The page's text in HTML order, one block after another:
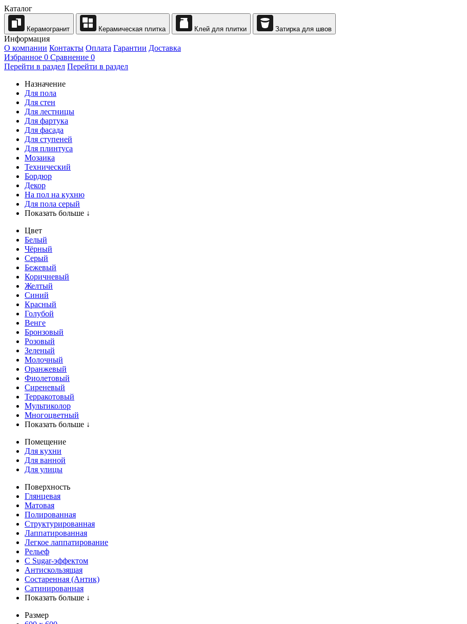
Каталог
Керамогранит Керамическая плитка Клей для плитки Затирка для швов
Информация
О компании Контакты Оплата Гарантии Доставка
Избранное 0 Сравнение 0
Перейти в раздел Перейти в раздел
Назначение
Для пола
Для стен
Для лестницы
Для фартука
Для фасада
Для ступеней
Для плинтуса
Мозаика
Технический
Бордюр
Декор
На пол на кухню
Для пола серый
Показать больше ↓
Цвет
Белый
Чёрный
Серый
Бежевый
Коричневый
Желтый
Синий
Красный
Голубой
Венге
Бронзовый
Розовый
Зеленый
Молочный
Оранжевый
Фиолетовый
Сиреневый
Терракотовый
Мультиколор
Многоцветный
Показать больше ↓
Помещение
Для кухни
Для ванной
Для улицы
Поверхность
Глянцевая
Матовая
Полированная
Структурированная
Лаппатированная
Легкое лаппатирование
Рельеф
С Sugar-эффектом
Антискользящая
Состаренная (Антик)
Сатинированная
Показать больше ↓
Размер